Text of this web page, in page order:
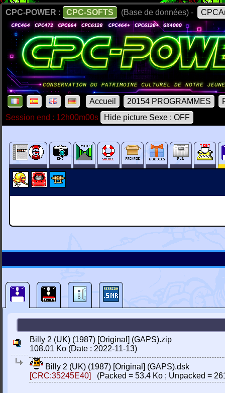
CPC-POWER : CPC-SOFTS (Base de données) -
Accueil 20154 PROGRAMMES
Session end : 12h00m00s
Hide picture Sexe : OFF
Billy 2 (UK) (1987) [Original] (GAPS).zip
108.01 Ko (Date : 2022-11-13)
Billy 2 (UK) (1987) [Original] (GAPS).dsk
[CRC:35245E40]
(Packed = 53.4 Ko ; Unpacked =